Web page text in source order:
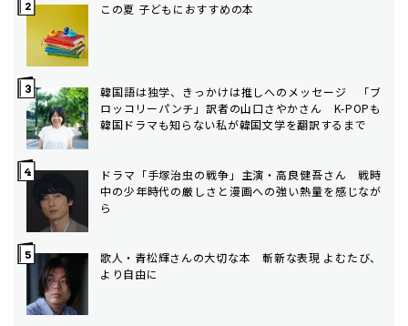
この夏 子どもにおすすめの本
韓国語は独学、きっかけは推しへのメッセージ 「ブ
ロッコリーパンチ」訳者の山口さやかさん K-POPも
韓国ドラマも知らない私が韓国文学を翻訳するまで
ドラマ「手塚治虫の戦争」主演・高良健吾さん 戦時
中の少年時代の厳しさと漫画への強い熱量を感じなが
ら
歌人・青松輝さんの大切な本 斬新な表現 よむたび、
より自由に